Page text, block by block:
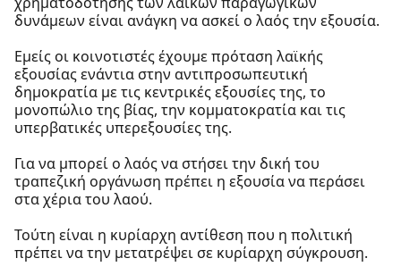
δυνάμεων είναι ανάγκη να ασκεί ο λαός την εξουσία.
Εμείς οι κοινοτιστές έχουμε πρόταση λαϊκής
εξουσίας ενάντια στην αντιπροσωπευτική
δημοκρατία με τις κεντρικές εξουσίες της, το
μονοπώλιο της βίας, την κομματοκρατία και τις
υπερβατικές υπερεξουσίες της.
Για να μπορεί ο λαός να στήσει την δική του
τραπεζική οργάνωση πρέπει η εξουσία να περάσει
στα χέρια του λαού.
Τούτη είναι η κυρίαρχη αντίθεση που η πολιτική
πρέπει να την μετατρέψει σε κυρίαρχη σύγκρουση.